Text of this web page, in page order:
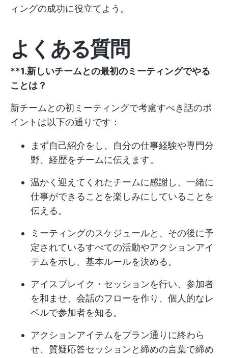
ィングの成功に役立てよう。
よくある質問
**1.新しいチームとの最初のミーティングでやる
ことは？
新チームとの初ミーティングで考慮すべき話のポ
イントは以下の通りです：
まず自己紹介をし、自分の仕事経験や専門分
野、経歴をチームに伝えます。
温かく迎えてくれたチームに感謝し、一緒に
仕事ができることを楽しみにしていることを
伝える。
ミーティングのスケジュールと、その後に予
定されているすべての活動やアクションアイ
テムを示し、基本ルールを決める。
アイスブレイク・セッションを行い、参加者
を和ませ、会話のフローを作り、個人的なレ
ベルで参加者を知る。
アクションアイテムをプラン通りに終わら
せ、質疑応答セッションと締めの言葉で締め